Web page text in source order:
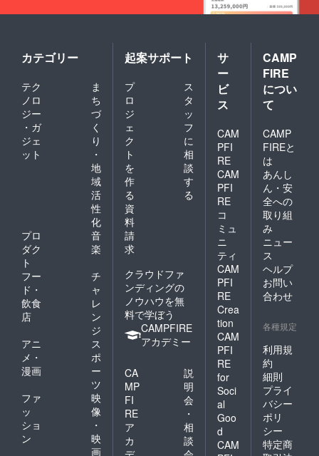
カテゴリー
テク
ノロ
ジー
・ガ
ジェ
ット
ま
ち
づ
く
り
・
地
域
活
性
化
プロ
ダク
ト
音
楽
フー
ド・
飲食
店
チ
ャ
レ
ン
ジ
アニ
メ・
漫画
ス
ポ
ー
ツ
ファ
ッ
ショ
ン
映
像
・
映
画
起案サポート
プ
ロ
ジ
ェ
ク
ト
を
作
る
ス
タ
ッ
フ
に
相
談
す
る
資
料
請
求
クラウドファ
ンディングの
ノウハウを無
料で学ぼう
CAMPFIRE
アカデミー
CA
MP
FI
RE
ア
カ
説
明
会
・
相
談
サ
ー
ビ
ス
CAM
PFI
RE
CAM
PFI
RE
コ
ミュ
ニ
ティ
CAM
PFI
RE
Crea
tion
CAM
PFI
RE
for
Soci
al
Goo
d
CAM
CAMP
FIRE
につい
て
CAMP
FIREと
は
あんし
ん・安
全への
取り組
み
ニュー
ス
ヘルプ
お問い
合わせ
各種規定
利用規
約
細則
プライ
バシー
ポリ
シー
特定商